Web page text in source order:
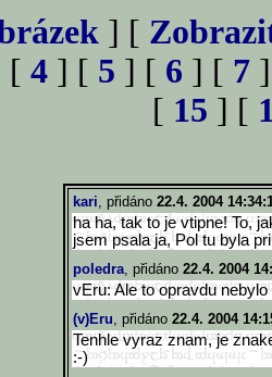
] [
[ 4 ] [ 5 ] [ 6 ] [ 7
[ 15 ] [
kari, přidáno 22.4. 2004
ha ha, tak to je vtipne! To,
jsem psala ja, Pol tu byla
poledra, přidáno 22.4. 2004
vEru: Ale to opravdu
(v)Eru, přidáno 22.4. 2004
Tenhle vyraz znam, je
:-)